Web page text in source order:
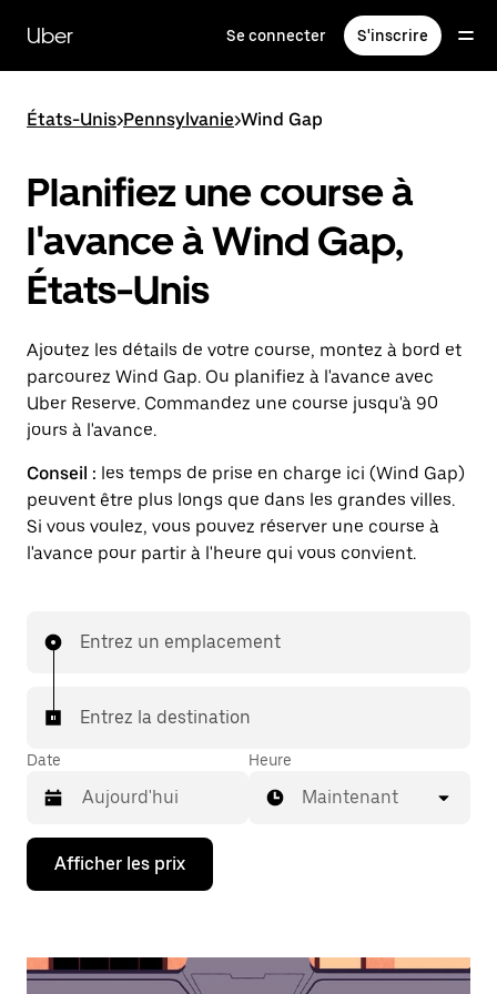
contenu
principal
Uber Se connecter S'inscrire
États-Unis>Pennsylvanie>Wind Gap
Planifiez une course à
l'avance à Wind Gap,
États-Unis
Ajoutez les détails de votre course, montez à bord et
parcourez Wind Gap. Ou planifiez à l'avance avec
Uber Reserve. Commandez une course jusqu'à 90
jours à l'avance.
Conseil : les temps de prise en charge ici (Wind Gap)
peuvent être plus longs que dans les grandes villes.
Si vous voulez, vous pouvez réserver une course à
l'avance pour partir à l'heure qui vous convient.
Entrez un emplacement
Entrez la destination
Date
Appuyez
la
bas
Heure
Maintenant
Afficher les prix